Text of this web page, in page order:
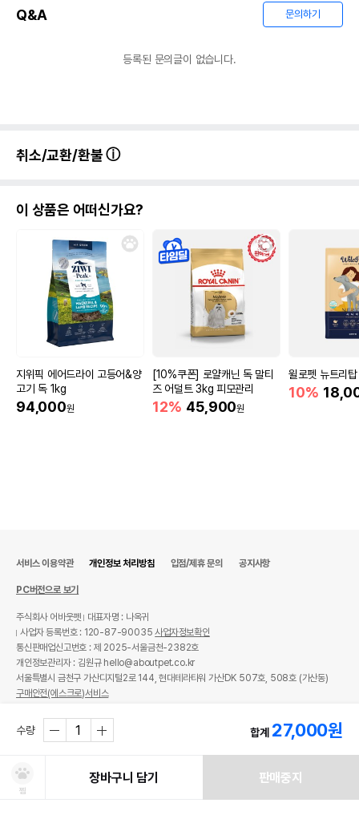
Q&A 문의하기
등록된 문의글이 없습니다.
취소/교환/환불
이 상품은 어떠신가요?
지위픽 에어드라이 고등어&양
고기 독 1kg
94,000원
[10%쿠폰] 로얄캐닌 독 말티
즈 어덜트 3kg 피모관리
12% 45,900원
윌로펫 뉴트리
10%
수량 합계 27,000원
찜
장바구니 담기 판매중지
서비스 이용약관 개인정보 처리방침 입점/제휴 문의 공지사항
PC버전으로 보기
주식회사 어바웃펫
대표자명 : 나옥귀
사업자 등록번호 : 120-87-90035사업자정보확인
통신판매업신고번호 : 제 2025-서울금천-2382호
개인정보관리자 : 김원규 hello@aboutpet.co.kr
서울특별시 금천구 가산디지털2로 144, 현대테라타워 가산DK 507호, 508호 (가산동)
구매안전(에스크로)서비스